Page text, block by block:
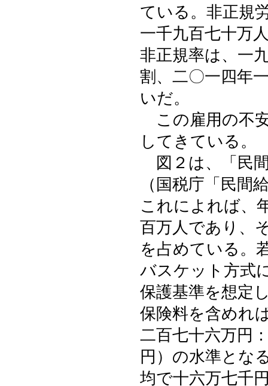
ている。非正規
一千九百七十万
非正規率は、一
割、二〇一四年
いだ。
この雇用の不
してきている。
図２は、「民
（国税庁「民間
これによれば、
百万人であり、
を占めている。
バスケット方式
保護基準を想定
保険料を含めれ
二百七十六万円
円）の水準とな
均で十六万七千